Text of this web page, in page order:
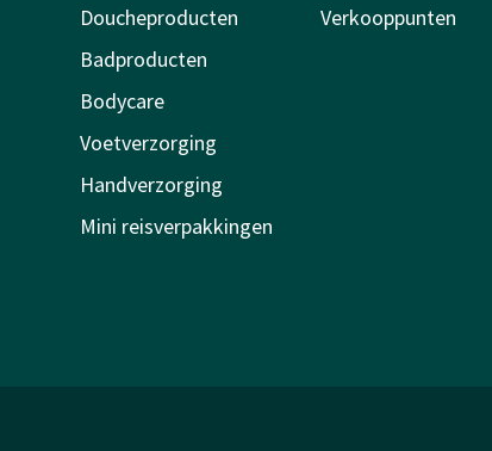
Doucheproducten
Badproducten
Bodycare
Voetverzorging
Handverzorging
Mini reisverpakkingen
Verkooppunten